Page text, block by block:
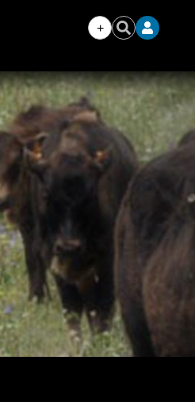
+ BuscarIniciar